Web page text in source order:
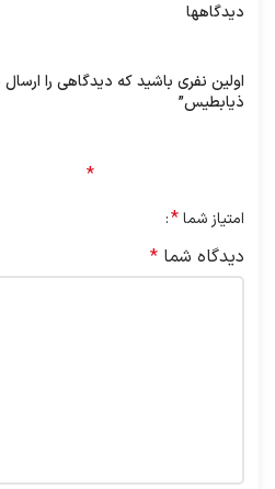
دیدگاهها
اولین نفری باشید که دیدگاهی را
ذیابطیس”
*
امتیاز شما*
دیدگاه شما *